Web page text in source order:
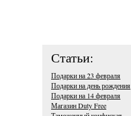
Статьи:
Подарки на 23 февраля
Подарки на день рождения
Подарки на 14 февраля
Магазин Duty Free